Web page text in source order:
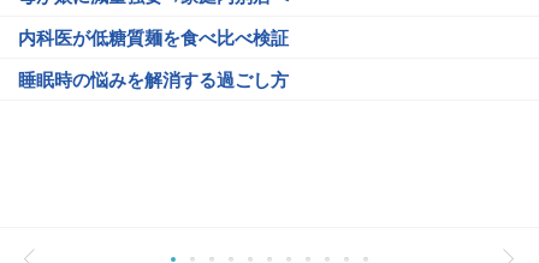
内科医が低糖質麺を食べ比べ検証
睡眠時の悩みを解消する過ごし方